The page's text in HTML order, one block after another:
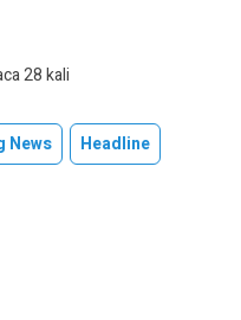
28 kali
News
Headline